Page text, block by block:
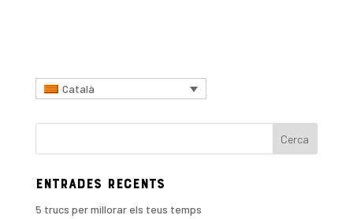
Català
Entrades recents
5 trucs per millorar els teus temps